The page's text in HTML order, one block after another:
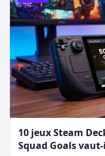
10 jeux Steam
Squad Goals